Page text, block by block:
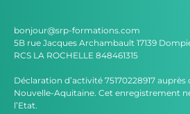
bonjour@srp-formations.com
5B rue Jacques Archambault 17139
RCS LA ROCHELLE 848461315
Déclaration d’activité 75170228917
Nouvelle-Aquitaine. Cet enregistrement
l’Etat.